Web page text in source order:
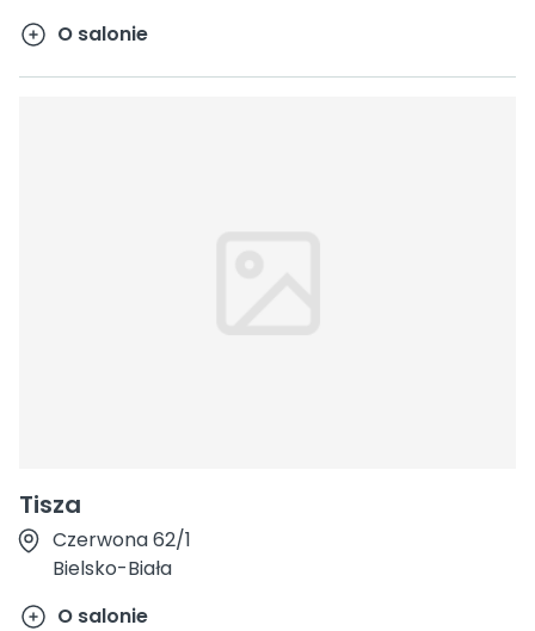
O salonie
Tisza
Czerwona 62/1
Bielsko-Biała
O salonie